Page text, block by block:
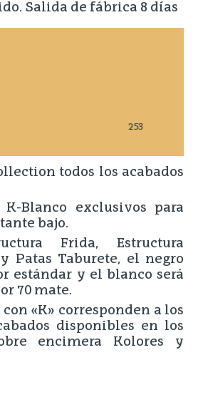
Salida de fábrica 8 días
22
todos los acabados
K-Blanco exclusivos para
bajo.
Frida, Estructura
Patas Taburete, el negro
estándar y el blanco será
70 mate.
con «K» corresponden a los
disponibles en los
encimera Kolores y